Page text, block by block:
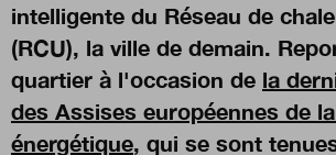
intelligente du Réseau de
(RCU), la ville de demain.
quartier à l'occasion de la
des Assises européennes de
énergétique, qui se sont